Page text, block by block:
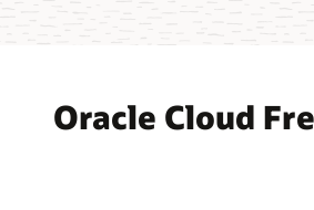
Oracle Cloud